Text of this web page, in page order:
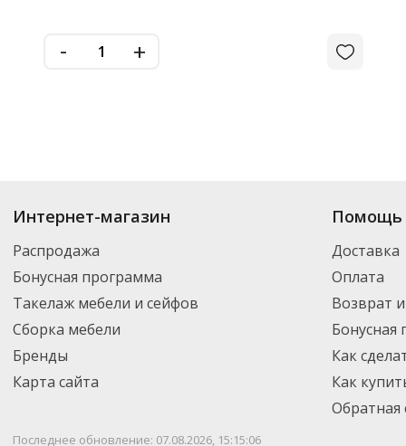
- +
Интернет-магазин
Распродажа
Бонусная программа
Такелаж мебели и сейфов
Сборка мебели
Бренды
Карта сайта
Помощь
Доставка
Оплата
Возврат
Бонусная
Как
Как
Обратная
Последнее обновление: 07.08.2026, 15:15:06